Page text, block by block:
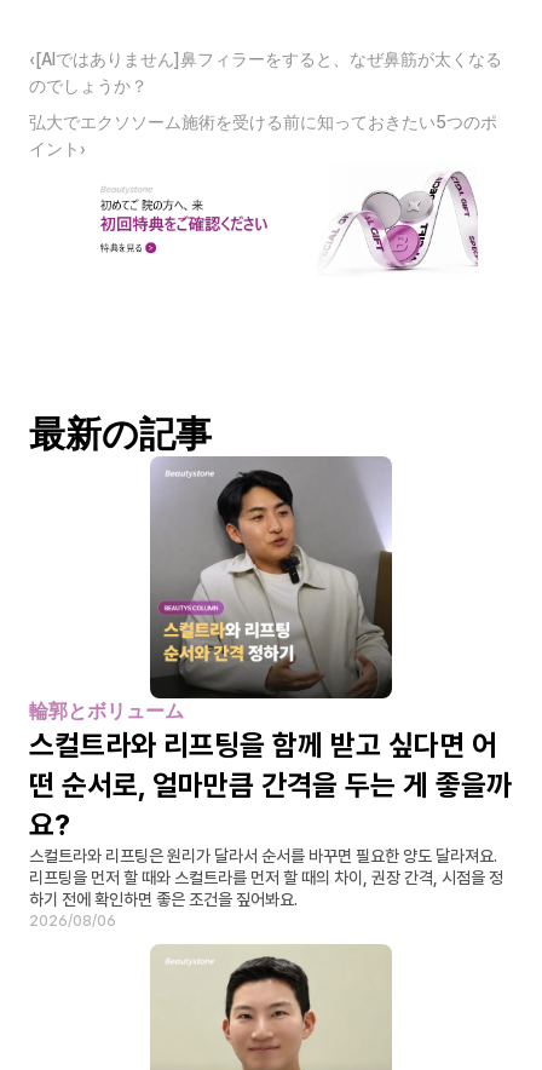
‹[AIではありません]鼻フィラーをすると、なぜ鼻筋が太くなる
のでしょうか？
弘大でエクソソーム施術を受ける前に知っておきたい5つのポ
イント›
最新の記事
輪郭とボリューム
스컬트라와 리프팅을 함께 받고 싶다면 어
떤 순서로, 얼마만큼 간격을 두는 게 좋을까
요?
스컬트라와 리프팅은 원리가 달라서 순서를 바꾸면 필요한 양도 달라져요.
리프팅을 먼저 할 때와 스컬트라를 먼저 할 때의 차이, 권장 간격, 시점을 정
하기 전에 확인하면 좋은 조건을 짚어봐요.
2026/08/06